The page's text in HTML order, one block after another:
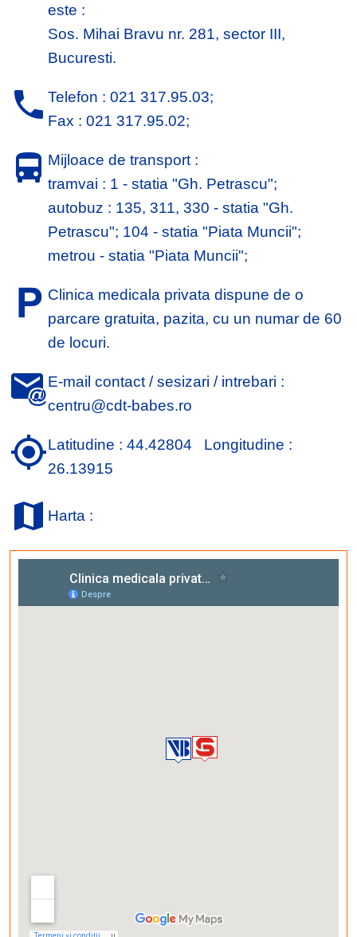
este :
Sos. Mihai Bravu nr. 281, sector III,
Bucuresti.
Telefon : 021 317.95.03;
Fax : 021 317.95.02;
Mijloace de transport :
tramvai : 1 - statia "Gh. Petrascu";
autobuz : 135, 311, 330 - statia "Gh.
Petrascu"; 104 - statia "Piata Muncii";
metrou - statia "Piata Muncii";
Clinica medicala privata dispune de o
parcare gratuita, pazita, cu un numar de 60
de locuri.
E-mail contact / sesizari / intrebari :
centru@cdt-babes.ro
Latitudine : 44.42804 Longitudine :
26.13915
Harta :